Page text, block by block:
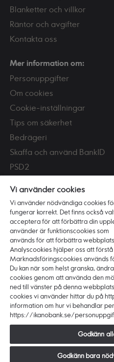
Blanketter och villkor
Räntor och avgifter
Kontakta oss
Mer information om:
Personuppgifter
Om cookies
Cookie-inställningar
Tips om säkerhet
Bedrägeri
Skaffa och använd BankID
PSD2
Vi är Ikano Bank
Om banken
Karriär
Hållbarhet och ansvar
Press
Copyright © 2026
Ikano Bank AB (publ) -
Styrelsens säte:
Vi använder cookies
Vi använder nödvändiga cookies
fungerar korrekt. Det finns också
acceptera för att förbättra din
använder är funktionscookies som
används för att förbättra
Analyscookies hjälper oss att
Marknadsföringscookies används
Du kan när som helst granska,
cookies genom att använda den
ned till vänster på denna
cookies vi använder hittar du på
information om hur vi behandlar
https://ikanobank.se/
Godkänn
Godkänn bara